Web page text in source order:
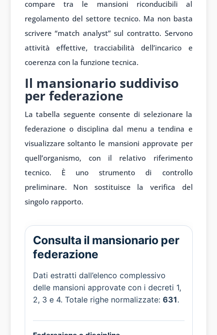
compare tra le mansioni riconducibili al
regolamento del settore tecnico. Ma non basta
scrivere “match analyst” sul contratto. Servono
attività effettive, tracciabilità dell’incarico e
coerenza con la funzione tecnica.
Il mansionario suddiviso
per federazione
La tabella seguente consente di selezionare la
federazione o disciplina dal menu a tendina e
visualizzare soltanto le mansioni approvate per
quell’organismo, con il relativo riferimento
tecnico. È uno strumento di controllo
preliminare. Non sostituisce la verifica del
singolo rapporto.